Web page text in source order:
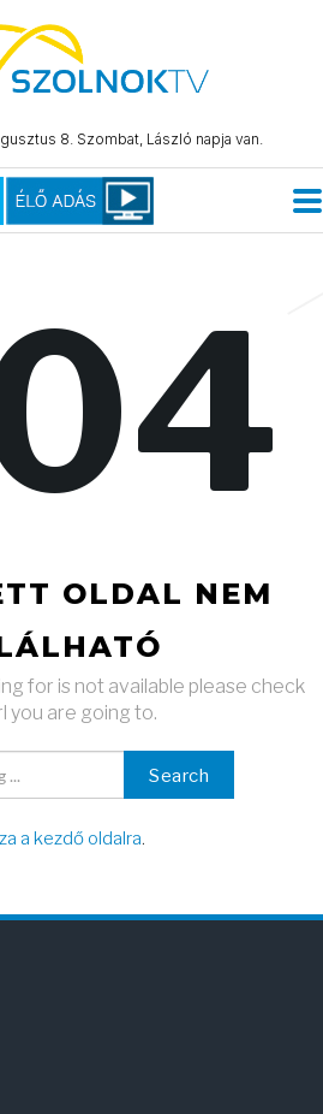
8. Szombat, László napja van.
OLDAL NEM
for is not available please check
you are going to.
Search
a kezdő oldalra.